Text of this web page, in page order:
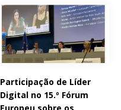
Participação de Líder
Digital no 15.º Fórum